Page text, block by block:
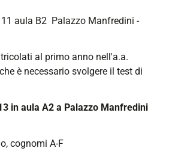
aula B2 Palazzo Manfredini -
al primo anno nell'a.a.
è necessario svolgere il test di
in aula A2 a Palazzo Manfredini
cognomi A-F